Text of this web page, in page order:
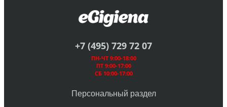
+7 (495) 729 72 07
ПН-ЧТ 9:00-18:00
ПТ 9:00-17:00
СБ 10:00-17:00
Персональный раздел